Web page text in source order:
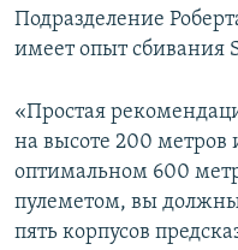
Подразделение
имеет опыт сбивания
«Простая
на высоте 200 метров
оптимальном 600
пулеметом, вы должны
пять корпусов